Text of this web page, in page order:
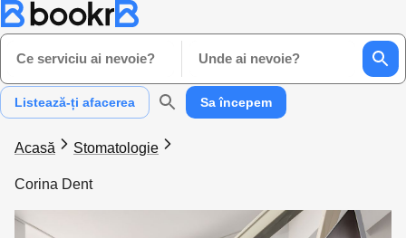
Ce serviciu ai nevoie? Unde ai nevoie?
Listează-ți afacerea Sa începem
Acasă Stomatologie
Corina Dent